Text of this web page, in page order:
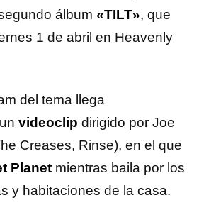
álbum «TILT», que
1 de abril en Heavenly
del tema llega
videoclip dirigido por Joe
Creases, Rinse), en el que
Planet mientras baila por los
y habitaciones de la casa.